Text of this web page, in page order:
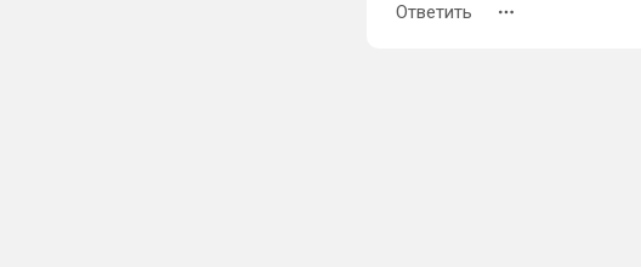
Ответить